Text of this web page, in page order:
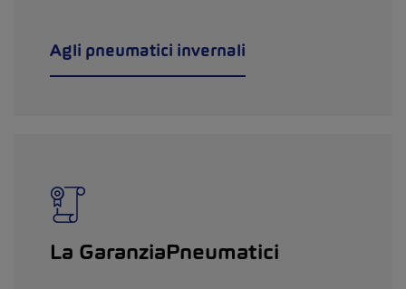
Agli pneumatici invernali
La GaranziaPneumatici